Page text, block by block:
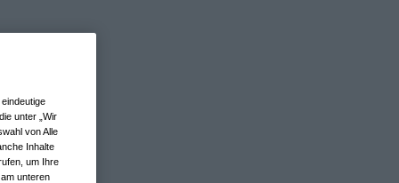
unter „Wir
von Alle
Inhalte
um Ihre
unteren